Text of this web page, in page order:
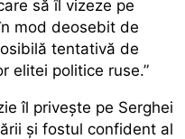
să îl vizeze pe
mod deosebit de
tentativă de
elitei politice ruse.”
îl privește pe Serghei
și fostul confident al